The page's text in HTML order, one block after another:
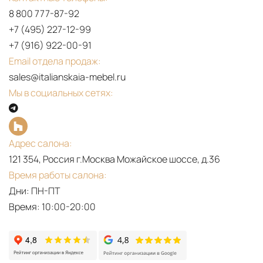
en,
ru,
cn)‎
PDF
LONGHI
2024
BLOOMING
COLLECTION
BLOOMING
COLLECTION
DESIGNED
BY
MARGHERITA
FANTI
THE
8 800 777-87-92
+7 (495) 227-12-99
+7 (916) 922-00-91
Email отдела продаж:
sales@italianskaia-mebel.ru
Мы в социальных сетях:
Адрес салона:
121 354, Россия г.Москва Можайское шоссе, д.36
Время работы салона:
Дни: ПН-ПТ
Время: 10:00-20:00